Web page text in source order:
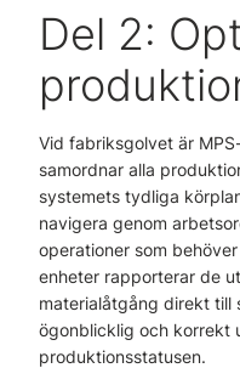
Del 2:
Vid fabriksgolvet är
samordnar alla
systemets tydliga
navigera genom
operationer som
enheter rapporterar de
materialåtgång direkt till
ögonblicklig och korrekt
produktionsstatusen.